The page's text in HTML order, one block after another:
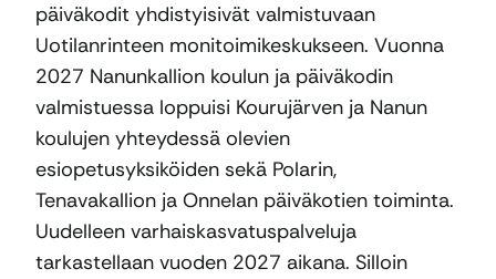
päiväkodit yhdistyisivät valmistuvaan
Uotilanrinteen monitoimikeskukseen. Vuonna
2027 Nanunkallion koulun ja päiväkodin
valmistuessa loppuisi Kourujärven ja Nanun
koulujen yhteydessä olevien
esiopetusyksiköiden sekä Polarin,
Tenavakallion ja Onnelan päiväkotien toiminta.
Uudelleen varhaiskasvatuspalveluja
tarkastellaan vuoden 2027 aikana. Silloin